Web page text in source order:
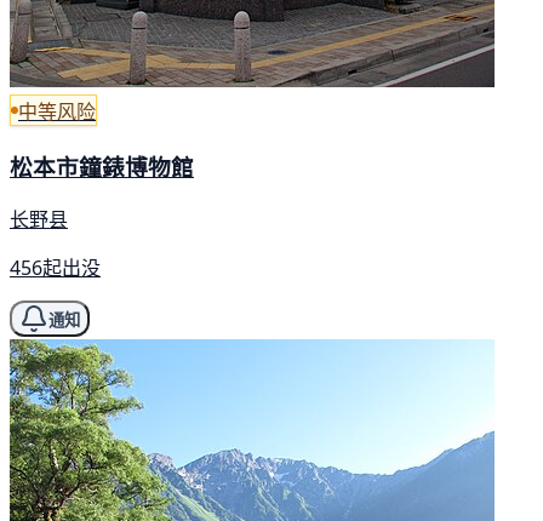
中等风险
松本市鐘錶博物館
长野县
456起出没
通知